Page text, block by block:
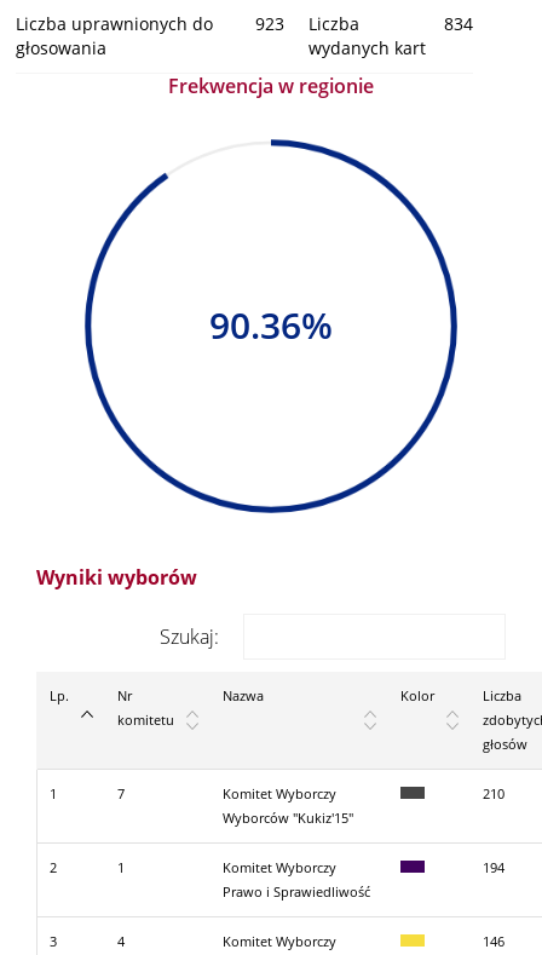
Liczba uprawnionych do
głosowania
923
Liczba
wydanych kart
834
Frekwencja w regionie
90.36%
Wyniki wyborów
Szukaj:
Lp.
Nr
komitetu
Nazwa Kolor
Liczba
głosów
1 7
Komitet Wyborczy
Wyborców "Kukiz'15"
210
2 1
Komitet Wyborczy
Prawo i Sprawiedliwość
194
3 4
Komitet Wyborczy
146